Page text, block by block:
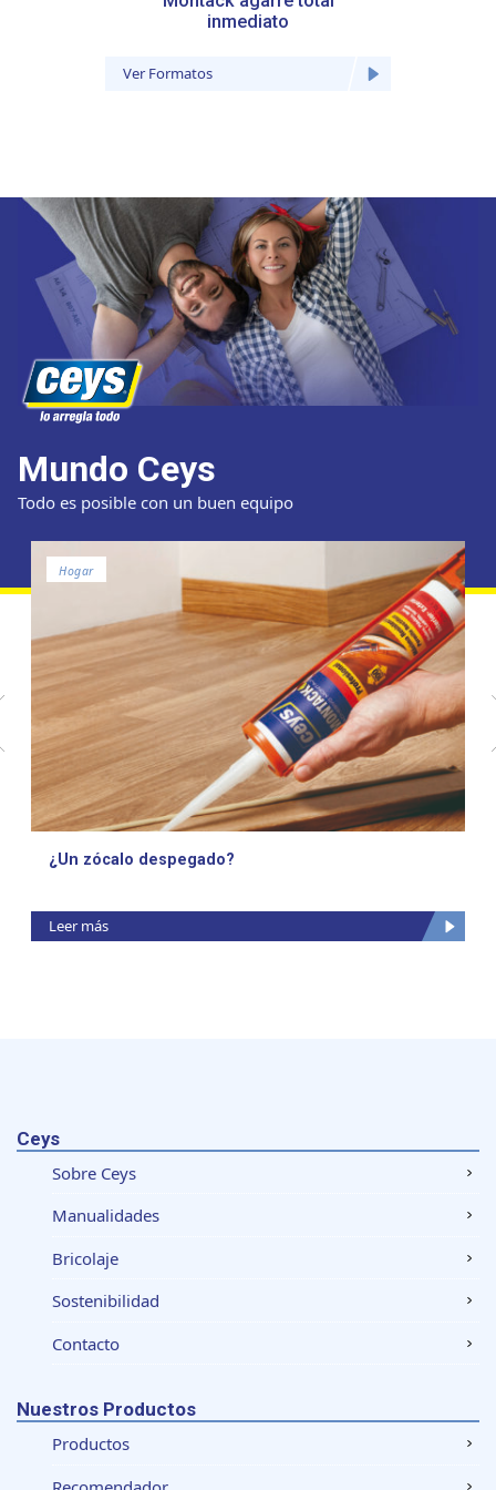
inmediato
Ver Formatos
Mundo Ceys
Todo es posible con un buen equipo
Hogar
¿Un zócalo despegado?
Leer más
Ceys
Sobre Ceys
Manualidades
Bricolaje
Sostenibilidad
Contacto
Nuestros Productos
Productos